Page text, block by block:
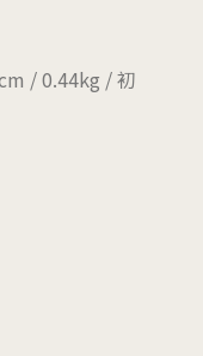
/ 0.44kg / 初